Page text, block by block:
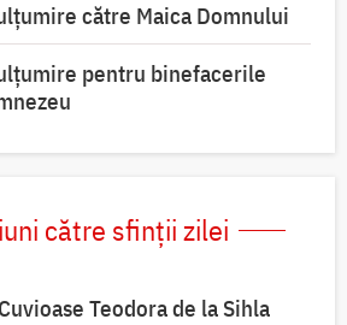
către Maica Domnului
pentru binefacerile
către sfinții zilei
Teodora de la Sihla